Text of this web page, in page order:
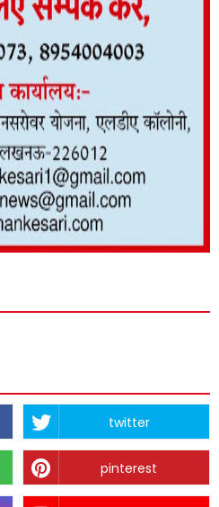
twitter
pinterest